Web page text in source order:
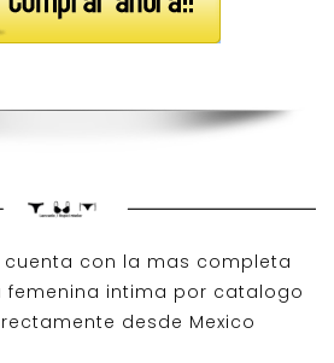
cuenta con la mas completa
femenina intima por catalogo
desde Mexico